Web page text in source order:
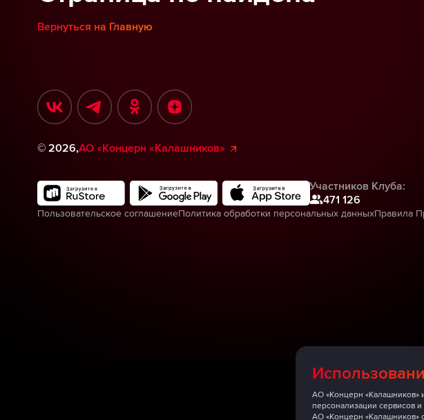
АО «Концерн «Калашников»
персонализации сервисов
АО «Концерн «Калашников»
Вернуться на Главную
© 2026,АО «Концерн «Калашников»
Участников Клуба:
471 126
Пользовательское соглашениеПолитика обработки персональных данныхПравила